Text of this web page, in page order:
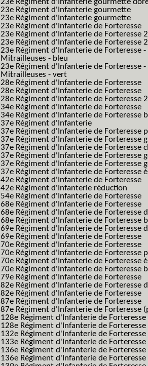
23e Régiment d'Infanterie gourmette
23e Régiment d'Infanterie gourmette
23e Régiment d'Infanterie gourmette
23e Régiment d'Infanterie de Forteresse
23e Régiment d'Infanterie de Forteresse
23e Régiment d'Infanterie de Forteresse
23e Régiment d'Infanterie de Forteresse
Mitrailleuses - bleu
23e Régiment d'Infanterie de Forteresse
Mitrailleuses - vert
28e Régiment d'Infanterie de Forteresse
28e Régiment d'Infanterie de Forteresse
28e Régiment d'Infanterie de Forteresse
34e Régiment d'Infanterie de Forteresse
34e Régiment d'Infanterie de Forteresse
37e Régiment d'Infanterie
37e Régiment d'Infanterie de Forteresse
37e Régiment d'Infanterie de Forteresse
37e Régiment d'Infanterie de Forteresse
37e Régiment d'Infanterie de Forteresse
37e Régiment d'Infanterie de Forteresse
37e Régiment d'Infanterie de Forteresse
42e Régiment d'Infanterie de Forteresse
42e Régiment d'Infanterie réduction
54e Régiment d'Infanterie de Forteresse
68e Régiment d'Infanterie de Forteresse
68e Régiment d'Infanterie de Forteresse
68e Régiment d'Infanterie de Forteresse
69e Régiment d'Infanterie de Forteresse
69e Régiment d'Infanterie de Forteresse
70e Régiment d'Infanterie de Forteresse
70e Régiment d'Infanterie de Forteresse
70e Régiment d'Infanterie de Forteresse
70e Régiment d'Infanterie de Forteresse
79e Régiment d'Infanterie de Forteresse
82e Régiment d'Infanterie de Forteresse
82e Régiment d'Infanterie de Forteresse
87e Régiment d'Infanterie de Forteresse
87e Régiment d'Infanterie de Forteresse
128e Régiment d'Infanterie de Forteresse
128e Régiment d'Infanterie de
132e Régiment d'Infanterie de Forteresse
133e Régiment d'Infanterie de Forteresse
136e Régiment d'Infanterie de Forteresse
136e Régiment d'Infanterie de